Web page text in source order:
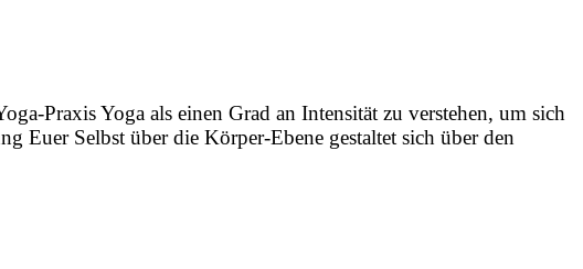
Praxis Yoga als einen Grad an Intensität zu verstehen, um sich
Euer Selbst über die Körper-Ebene gestaltet sich über den